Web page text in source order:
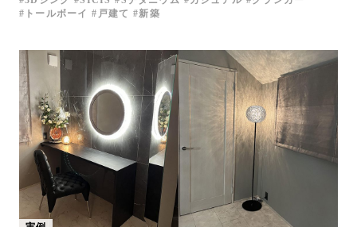
トールボーイ
戸建て 新築